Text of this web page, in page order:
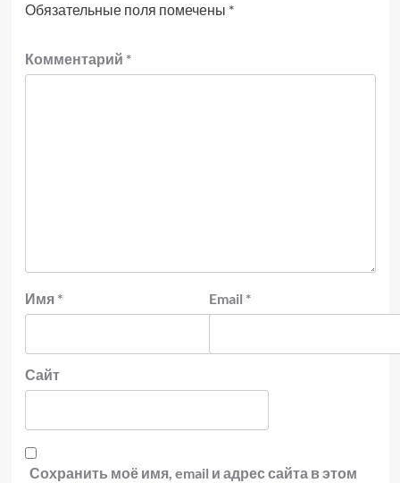
Обязательные поля помечены *
Комментарий *
Имя * Email *
Сайт
Сохранить моё имя, email и адрес сайта в этом